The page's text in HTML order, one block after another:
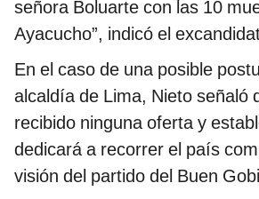
señora Boluarte con las 10
Ayacucho”, indicó el
En el caso de una posible
alcaldía de Lima, Nieto señaló
recibido ninguna oferta y
dedicará a recorrer el país
visión del partido del Buen